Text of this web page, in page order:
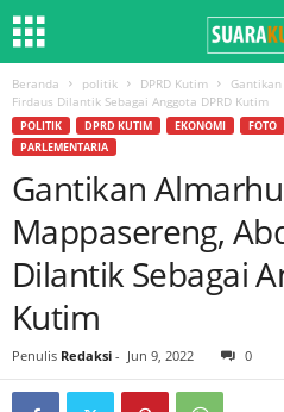
Beranda politik DPRD Kutim
Firdaus Dilantik Sebagai Anggota DPRD Kutim
POLITIK DPRD KUTIM EKONOMI FOTO
PARLEMENTARIA
Gantikan
Mappasereng,
Dilantik Sebagai
Kutim
Penulis Redaksi - Jun 9, 2022 0